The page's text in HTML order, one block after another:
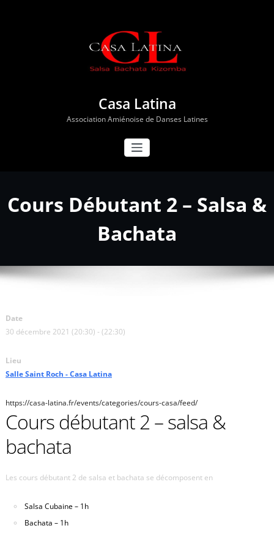
Casa Latina
Association Amiénoise de Danses Latines
Cours Débutant 2 – Salsa &
Bachata
Date
30 décembre 2021 (20:30) - (22:30)
Lieu
Salle Saint Roch - Casa Latina
https://casa-latina.fr/events/categories/cours-casa/feed/
Cours débutant 2 – salsa &
bachata
Les cours débutant 2 de salsa et bachata se décomposent en
Salsa Cubaine – 1h
Bachata – 1h